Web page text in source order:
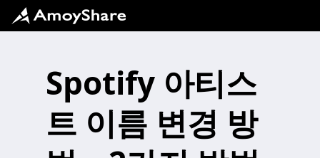
Spotify 아티스
트 이름 변경 방